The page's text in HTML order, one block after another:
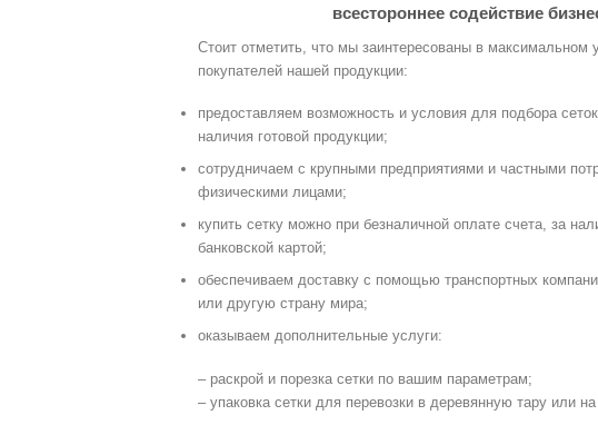
всестороннее содействие
Стоит отметить, что мы заинтересованы в максимальном
покупателей нашей продукции:
предоставляем возможность и условия для подбора
наличия готовой продукции;
сотрудничаем с крупными предприятиями и частными
физическими лицами;
купить сетку можно при безналичной оплате счета, за
банковской картой;
обеспечиваем доставку с помощью транспортных
или другую страну мира;
оказываем дополнительные услуги:
– раскрой и порезка сетки по вашим параметрам;
– упаковка сетки для перевозки в деревянную тару или